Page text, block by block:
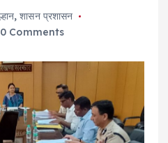
,शासन प्रशासन
Comments